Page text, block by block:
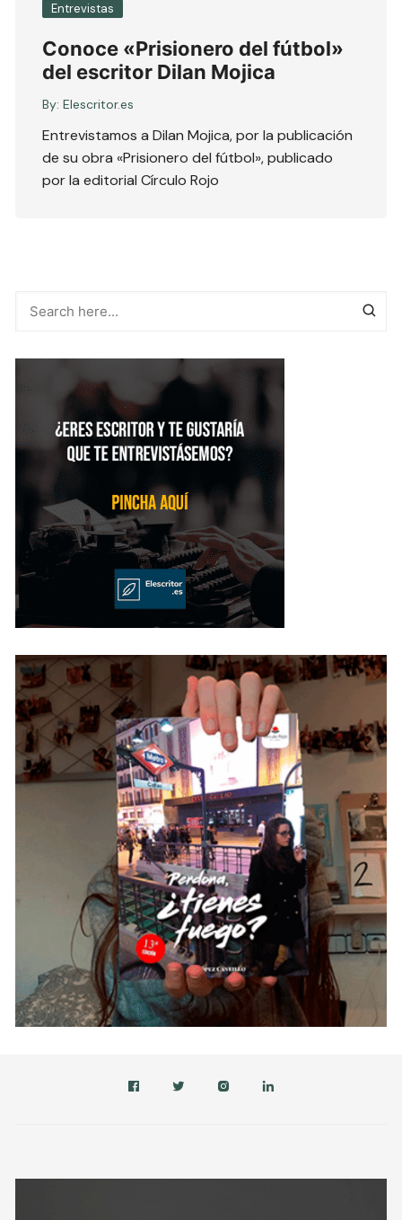
Entrevistas
Conoce «Prisionero del fútbol»
del escritor Dilan Mojica
By: Elescritor.es
Entrevistamos a Dilan Mojica, por la publicación
de su obra «Prisionero del fútbol», publicado
por la editorial Círculo Rojo